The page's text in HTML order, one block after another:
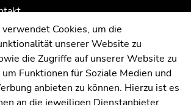
und Öffentlichkeitsarbeit
Cookies, um die
unserer Website zu
die Zugriffe auf unserer Website zu
Funktionen für Soziale Medien und
anbieten zu können. Hierzu ist es